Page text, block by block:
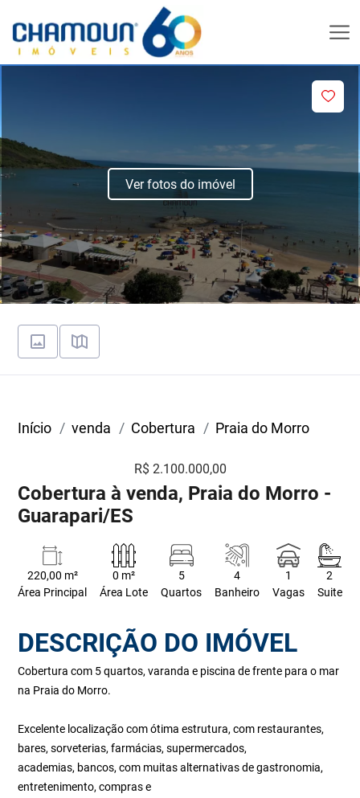
Ver fotos do imóvel
Início venda Cobertura Praia do Morro
R$ 2.100.000,00
Cobertura à venda, Praia do Morro -
Guarapari/ES
220,00 m²
Área Principal
0 m²
Área Lote
5
Quartos
4
Banheiro
1
Vagas
2
Suite
DESCRIÇÃO DO IMÓVEL
Cobertura com 5 quartos, varanda e piscina de frente para o mar
na Praia do Morro.
Excelente localização com ótima estrutura, com restaurantes,
bares, sorveterias, farmácias, supermercados,
academias, bancos, com muitas alternativas de gastronomia,
entretenimento, compras e